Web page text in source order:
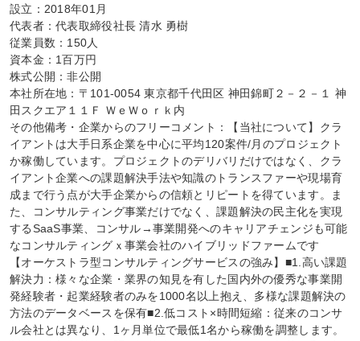
設立：2018年01月
代表者：代表取締役社長 清水 勇樹
従業員数：150人
資本金：1百万円
株式公開：非公開
本社所在地：〒101-0054 東京都千代田区 神田錦町２－２－１ 神
田スクエア１１Ｆ ＷｅＷｏｒｋ内
その他備考・企業からのフリーコメント：【当社について】クラ
イアントは大手日系企業を中心に平均120案件/月のプロジェクト
か稼働しています。プロジェクトのデリバリだけではなく、クラ
イアント企業への課題解決手法や知識のトランスファーや現場育
成まで行う点が大手企業からの信頼とリピートを得ています。ま
た、コンサルティング事業だけでなく、課題解決の民主化を実現
するSaaS事業、コンサル→事業開発へのキャリアチェンジも可能
なコンサルティングｘ事業会社のハイブリッドファームです
【オーケストラ型コンサルティングサービスの強み】■1.高い課題
解決力：様々な企業・業界の知見を有した国内外の優秀な事業開
発経験者・起業経験者のみを1000名以上抱え、多様な課題解決の
方法のデータベースを保有■2.低コスト×時間短縮：従来のコンサ
ル会社とは異なり、1ヶ月単位で最低1名から稼働を調整します。